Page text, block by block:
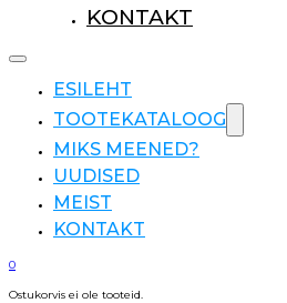
KONTAKT
ESILEHT
TOOTEKATALOOG
MIKS MEENED?
UUDISED
MEIST
KONTAKT
0
Ostukorvis ei ole tooteid.